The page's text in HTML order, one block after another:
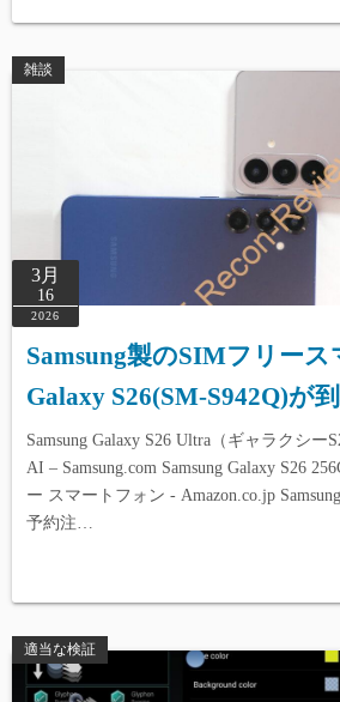
雑談
3月
16
2026
Samsung製のSIMフリー
Galaxy S26(SM-S942Q)が
Samsung Galaxy S26 Ultra（ギャラクシー
AI – Samsung.com Samsung Galaxy S26
ー スマートフォン - Amazon.co.jp
予約注…
適当な検証